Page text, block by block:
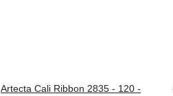
Artecta Cali Ribbon 2835 - 120 -